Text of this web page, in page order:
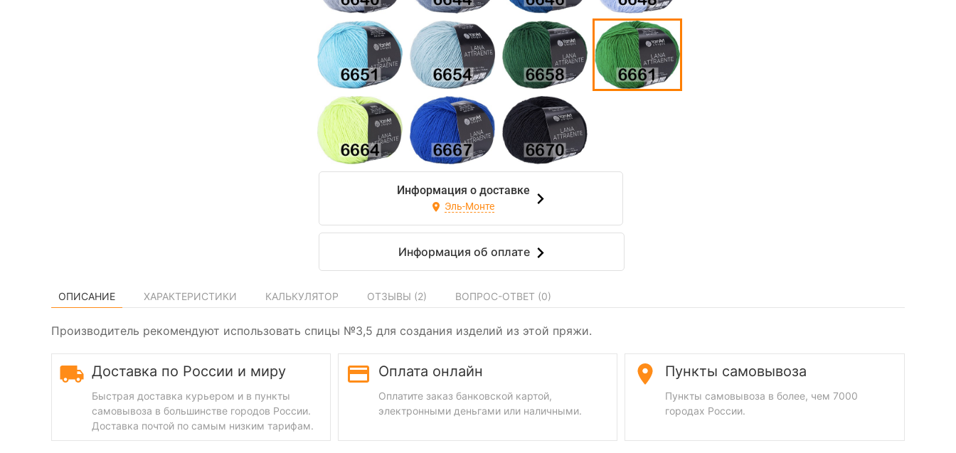
Информация о доставке
Эль-Монте
Информация об оплате
ОПИСАНИЕ ХАРАКТЕРИСТИКИ КАЛЬКУЛЯТОР ОТЗЫВЫ (2) ВОПРОС-ОТВЕТ (0)
Производитель рекомендуют использовать спицы №3,5 для создания изделий из этой пряжи.
Доставка по России и миру
Быстрая доставка курьером и в пункты
самовывоза в большинстве городов России.
Доставка почтой по самым низким тарифам.
Оплата онлайн
Оплатите заказ банковской картой,
электронными деньгами или наличными.
Пункты самовывоза
Пункты самовывоза в более, чем 7000
городах России.